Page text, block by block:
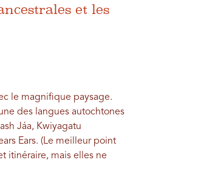
et les
le magnifique paysage.
des langues autochtones
Jáa, Kwiyagatu
Ears. (Le meilleur point
itinéraire, mais elles ne